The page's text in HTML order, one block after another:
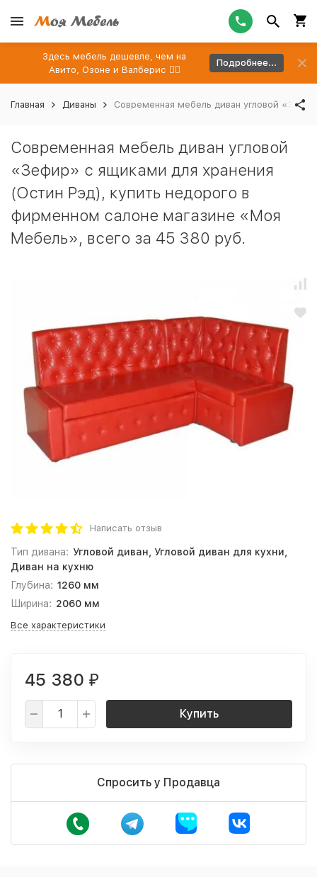
Здесь мебель дешевле, чем на
Авито, Озоне и Валберис 👉🏻
Подробнее...
Главная Диваны Современная мебель диван угловой
Современная мебель диван угловой
«Зефир» с ящиками для хранения
(Остин Рэд), купить недорого в
фирменном салоне магазине «Моя
Мебель», всего за 45 380 руб.
Написать отзыв
Тип дивана: Угловой диван, Угловой диван для кухни,
Диван на кухню
Глубина: 1260 мм
Ширина: 2060 мм
Все характеристики
45 380 ₽
Купить
Спросить у Продавца